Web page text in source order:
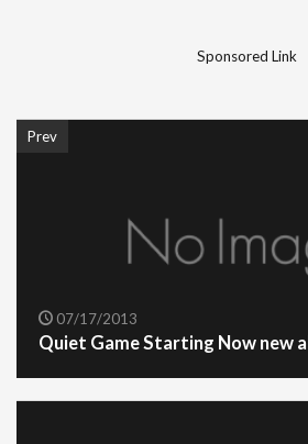
Sponsored Link
Prev
07/17/2013
Quiet Game Starting Now new